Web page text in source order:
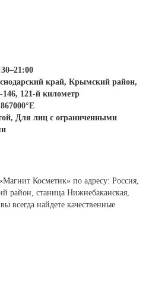
край, Крымский район,
121-й километр
Для лиц с ограниченными
Косметик» по адресу: Россия,
район, станица Нижнебаканская,
всегда найдете качественные